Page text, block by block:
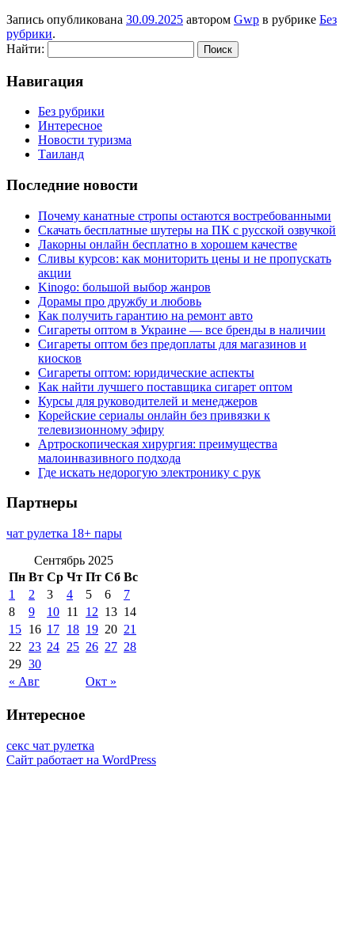
Запись опубликована 30.09.2025 автором Gwp в рубрике Без
рубрики.
Найти:
Навигация
Без рубрики
Интересное
Новости туризма
Таиланд
Последние новости
Почему канатные стропы остаются востребованными
Скачать бесплатные шутеры на ПК с русской озвучкой
Лакорны онлайн бесплатно в хорошем качестве
Сливы курсов: как мониторить цены и не пропускать
акции
Kinogo: большой выбор жанров
Дорамы про дружбу и любовь
Как получить гарантию на ремонт авто
Сигареты оптом в Украине — все бренды в наличии
Сигареты оптом без предоплаты для магазинов и
киосков
Сигареты оптом: юридические аспекты
Как найти лучшего поставщика сигарет оптом
Курсы для руководителей и менеджеров
Корейские сериалы онлайн без привязки к
телевизионному эфиру
Артроскопическая хирургия: преимущества
малоинвазивного подхода
Где искать недорогую электронику с рук
Партнеры
чат рулетка 18+ пары
Сентябрь 2025
Пн Вт Ср Чт Пт Сб Вс
« Авг Окт »
1 2 3 4 5 6
7
8
9 10 11 12 13 14
15 16 17 18 19 20 21
22
23 24 25 26 27 28
29 30
Интересное
секс чат рулетка
Сайт работает на WordPress